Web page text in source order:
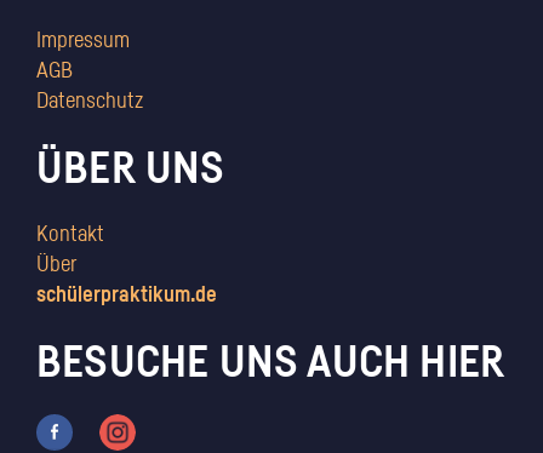
Impressum
AGB
Datenschutz
ÜBER UNS
Kontakt
Über
schülerpraktikum.de
BESUCHE UNS AUCH HIER